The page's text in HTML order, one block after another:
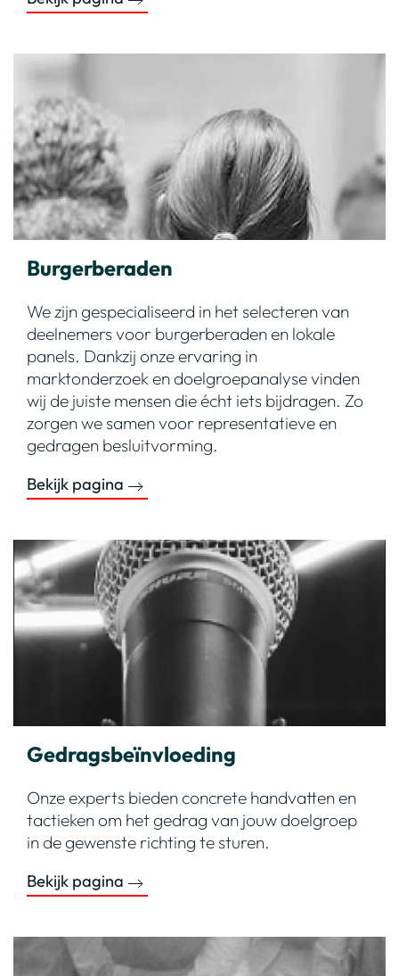
Burgerberaden
We zijn gespecialiseerd in het selecteren van
deelnemers voor burgerberaden en lokale
panels. Dankzij onze ervaring in
marktonderzoek en doelgroepanalyse vinden
wij de juiste mensen die écht iets bijdragen. Zo
zorgen we samen voor representatieve en
gedragen besluitvorming.
Bekijk pagina
Gedragsbeïnvloeding
Onze experts bieden concrete handvatten en
tactieken om het gedrag van jouw doelgroep
in de gewenste richting te sturen.
Bekijk pagina